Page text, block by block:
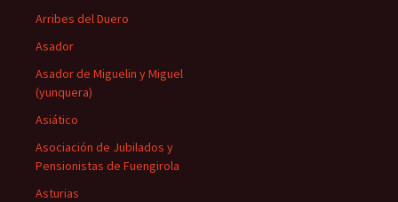
Arribes del Duero
Asador
Asador de Miguelin y Miguel
(yunquera)
Asiático
Asociación de Jubilados y
Pensionistas de Fuengirola
Asturias